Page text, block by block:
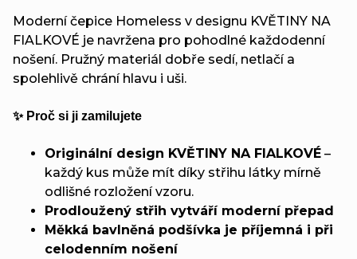
Moderní čepice Homeless v designu KVĚTINY NA
FIALKOVÉ je navržena pro pohodlné každodenní
nošení. Pružný materiál dobře sedí, netlačí a
spolehlivě chrání hlavu i uši.
✨ Proč si ji zamilujete
Originální design KVĚTINY NA FIALKOVÉ –
každý kus může mít díky střihu látky mírně
odlišné rozložení vzoru.
Prodloužený střih vytváří moderní přepad
Měkká bavlněná podšívka je příjemná i při
celodenním nošení